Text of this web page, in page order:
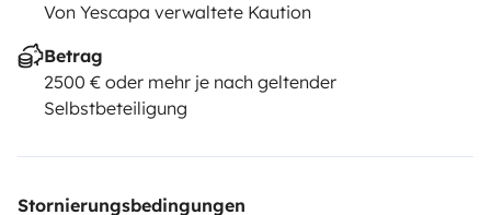
Von Yescapa verwaltete Kaution
Betrag
2500 € oder mehr je nach geltender
Selbstbeteiligung
Stornierungsbedingungen